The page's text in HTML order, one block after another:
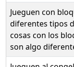
Jueguen con
diferentes tipos
cosas con los
son algo